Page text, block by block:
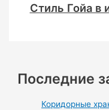
Стиль Гойа в
Последние
Коридорные